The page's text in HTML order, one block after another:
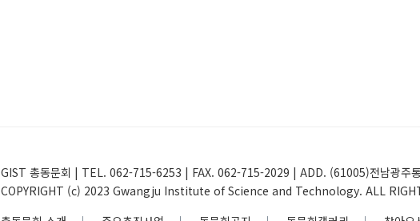
GIST 총동문회 | TEL. 062-715-6253 | FAX. 062-715-2029 | ADD. (61005)전남광주
COPYRIGHT (c) 2023 Gwangju Institute of Science and Technology. ALL